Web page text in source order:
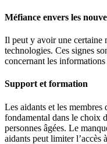
Méfiance envers les
Il peut y avoir une certaine
technologies. Ces signes
concernant les informations
Support et formation
Les aidants et les
fondamental dans le choix
personnes âgées. Le
aidants peut limiter l’accès